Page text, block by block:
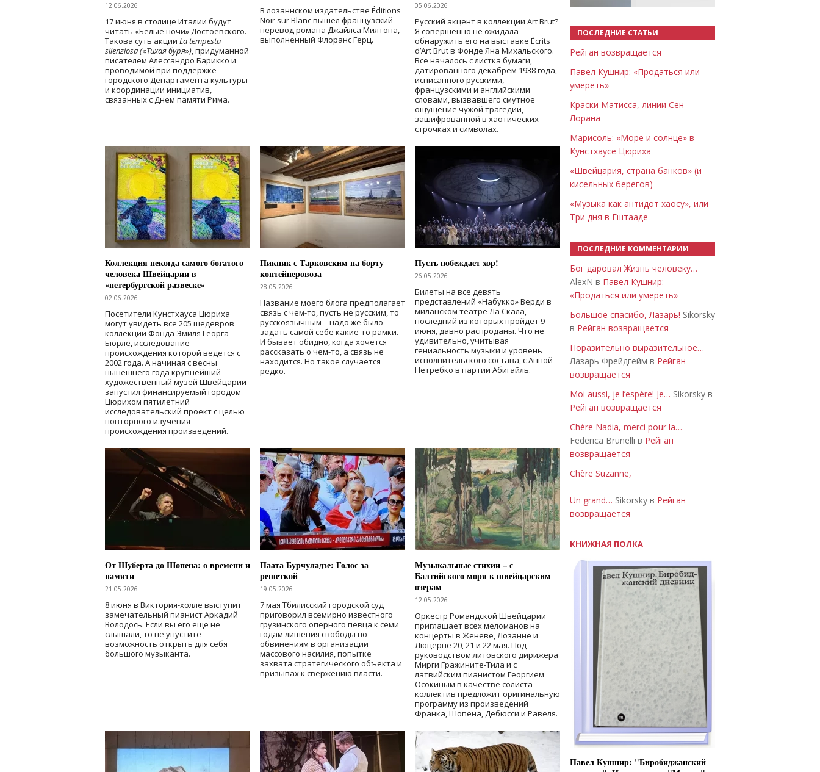
12.06.2026
17 июня в столице Италии будут
читать «Белые ночи» Достоевского.
Такова суть акции La tempesta
silenziosa («Тихая буря»), придуманной
писателем Алессандро Барикко и
проводимой при поддержке
городского Департамента культуры
и координации инициатив,
связанных с Днем памяти Рима.
В лозаннском издательстве Éditions
Noir sur Blanc вышел французский
перевод романа Джайлса Милтона,
выполненный Флоранс Герц.
05.06.2026
Русский акцент в коллекции Art Brut?
Я совершенно не ожидала
обнаружить его на выставке Écrits
d’Art Brut в Фонде Яна Михальского.
Все началось с листка бумаги,
датированного декабрем 1938 года,
исписанного русскими,
французскими и английскими
словами, вызвавшего смутное
ощущение чужой трагедии,
зашифрованной в хаотических
строчках и символах.
Коллекция некогда самого богатого
человека Швейцарии в
«петербургской развеске»
02.06.2026
Посетители Кунстхауса Цюриха
могут увидеть все 205 шедевров
коллекции Фонда Эмиля Георга
Бюрле, исследование
происхождения которой ведется с
2002 года. А начиная с весны
нынешнего года крупнейший
художественный музей Швейцарии
запустил финансируемый городом
Цюрихом пятилетний
исследовательский проект с целью
повторного изучения
происхождения произведений.
Пикник с Тарковским на борту
контейнеровоза
28.05.2026
Название моего блога предполагает
связь с чем-то, пусть не русским, то
русскоязычным – надо же было
задать самой себе какие-то рамки.
И бывает обидно, когда хочется
рассказать о чем-то, а связь не
находится. Но такое случается
редко.
Пусть побеждает хор!
26.05.2026
Билеты на все девять
представлений «Набукко» Верди в
миланском театре Ла Скала,
последний из которых пройдет 9
июня, давно распроданы. Что не
удивительно, учитывая
гениальность музыки и уровень
исполнительского состава, с Анной
Нетребко в партии Абигайль.
От Шуберта до Шопена: о времени и
памяти
21.05.2026
8 июня в Виктория-холле выступит
замечательный пианист Аркадий
Володось. Если вы его еще не
слышали, то не упустите
возможность открыть для себя
большого музыканта.
Паата Бурчуладзе: Голос за
решеткой
19.05.2026
7 мая Тбилисский городской суд
приговорил всемирно известного
грузинского оперного певца к семи
годам лишения свободы по
обвинениям в организации
массового насилия, попытке
захвата стратегического объекта и
призывах к свержению власти.
Музыкальные стихии – с
Балтийского моря к швейцарским
озерам
12.05.2026
Оркестр Романдской Швейцарии
приглашает всех меломанов на
концерты в Женеве, Лозанне и
Люцерне 20, 21 и 22 мая. Под
руководством литовского дирижера
Мирги Гражините-Тила и с
латвийским пианистом Георгием
Осокиным в качестве солиста
коллектив предложит оригинальную
программу из произведений
Франка, Шопена, Дебюсси и Равеля.
ПОСЛЕДНИЕ СТАТЬИ
Рейган возвращается
Павел Кушнир: «Продаться или
умереть»
Краски Матисса, линии Сен-
Лорана
Марисоль: «Море и солнце» в
Кунстхаусе Цюриха
«Швейцария, страна банков» (и
кисельных берегов)
«Музыка как антидот хаосу», или
Три дня в Гштааде
ПОСЛЕДНИЕ КОММЕНТАРИИ
Бог даровал Жизнь человеку…
AlexN в Павел Кушнир:
«Продаться или умереть»
Большое спасибо, Лазарь! Sikorsky
в Рейган возвращается
Поразительно выразительное…
Лазарь Фрейдгейм в Рейган
возвращается
Moi aussi, je l’espère! Je… Sikorsky в
Рейган возвращается
Chère Nadia, merci pour la…
Federica Brunelli в Рейган
возвращается
Chère Suzanne,
Un grand… Sikorsky в Рейган
возвращается
КНИЖНАЯ ПОЛКА
Павел Кушнир: "Биробиджанский